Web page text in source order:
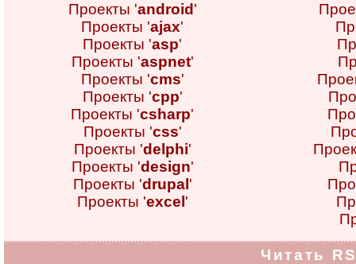
Проекты 'android '
Проекты 'ajax'
Проекты 'asp'
Проекты 'aspnet'
Проекты 'cms'
Проекты 'cpp'
Проекты 'csharp'
Проекты 'css'
Проекты 'delphi'
Проекты 'design'
Проекты 'drupal '
Проекты 'excel '
Читать